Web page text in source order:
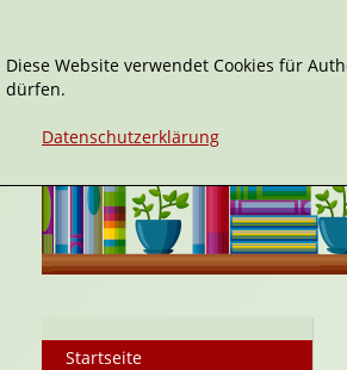
Startseite
Diese Website verwendet Cookies für
dürfen.
Datenschutzerklärung